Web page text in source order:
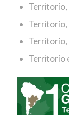
Territorio,
Territorio,
Territorio,
Territorio